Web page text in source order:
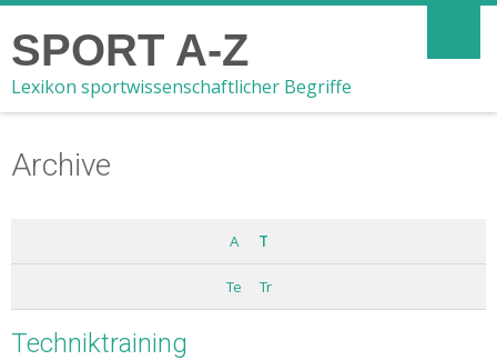
SPORT A-Z
Lexikon sportwissenschaftlicher Begriffe
Archive
A T
Te Tr
Techniktraining